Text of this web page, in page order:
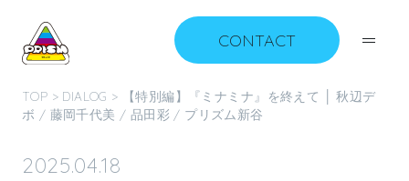
CONTACT
TOP > DIALOG > 【特別編】『ミナミナ』を終えて │ 秋辺デ
ボ / 藤岡千代美 / 品田彩 / プリズム新谷
2025.04.18